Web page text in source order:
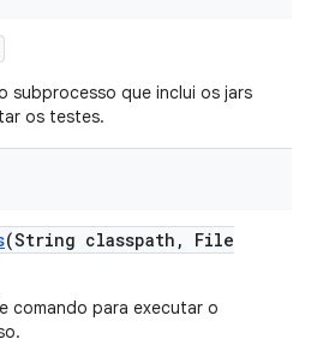
subprocesso que inclui os jars
os testes.
(String classpath ,
File
comando para executar o